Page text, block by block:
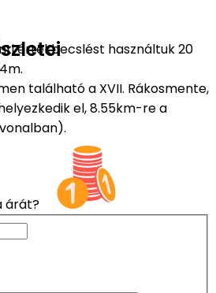
értékbecslést használtuk 20
található a XVII. Rákosmente,
el, 8.55km-re a
árát?